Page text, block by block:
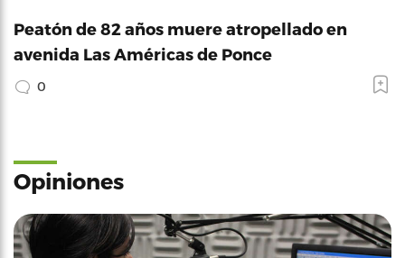
Peatón de 82 años muere atropellado en
avenida Las Américas de Ponce
0
Opiniones